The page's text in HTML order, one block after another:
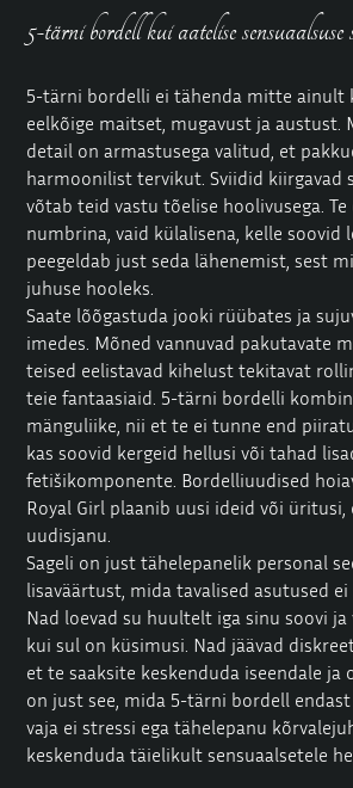
5-tärni bordell kui aatelise
5-tärni bordelli ei tähenda mitte ainult
eelkõige maitset, mugavust ja austust.
detail on armastusega valitud, et
harmoonilist tervikut. Sviidid kiirgavad
võtab teid vastu tõelise hoolivusega.
numbrina, vaid külalisena, kelle soovid
peegeldab just seda lähenemist, sest
juhuse hooleks.
Saate lõõgastuda jooki rüübates ja
imedes. Mõned vannuvad pakutavate
teised eelistavad kihelust tekitavat
teie fantaasiaid. 5-tärni bordelli
mänguliike, nii et te ei tunne end
kas soovid kergeid hellusi või tahad
fetišikomponente. Bordelliuudised
Royal Girl plaanib uusi ideid või
uudisjanu.
Sageli on just tähelepanelik personal
lisaväärtust, mida tavalised asutused
Nad loevad su huultelt iga sinu soovi ja
kui sul on küsimusi. Nad jäävad
et te saaksite keskenduda iseendale ja
on just see, mida 5-tärni bordell
vaja ei stressi ega tähelepanu
keskenduda täielikult sensuaalsetele